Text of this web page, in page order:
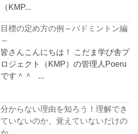
（KMP...
目標の定め方の例～バドミントン編
～
皆さんこんにちは！ こだま学び舎プ
ロジェクト（KMP）の管理人Poeru
です＾＾ ...
分からない理由を知ろう！理解でき
ていないのか、覚えていないだけの